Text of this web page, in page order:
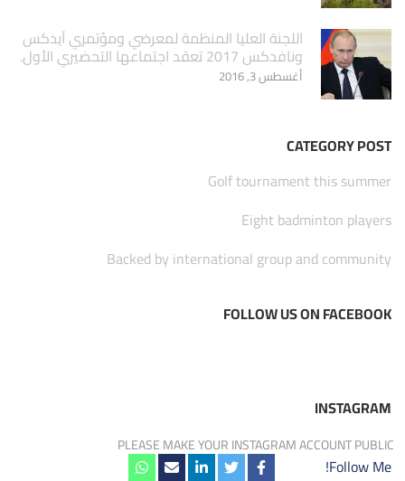
اللجنة العليا المنظمة لمعرضي ومؤتمري آيدكس
ونافدكس 2017 تعقد اجتماعها التحضيري الأول.
أغسطس 3, 2016
CATEGORY POST
Golf tournament this summer
Eight badminton players
Backed by international group and community
FOLLOW US ON FACEBOOK
INSTAGRAM
PLEASE MAKE YOUR INSTAGRAM ACCOUNT PUBLIC
Follow Me!